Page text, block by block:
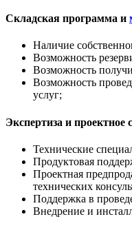
Складская программа и
Наличие
Возможность
Возможность
Возможность
услуг;
Экспертиза и проектное
Технические
Продуктовая
Проектная
технических
Поддержка в
Внедрение и